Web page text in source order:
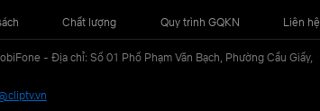
Chất lượng Quy trình GQKN Liên hệ
- Địa chỉ: Số 01 Phố Phạm Văn Bạch, Phường Cầu Giấy,